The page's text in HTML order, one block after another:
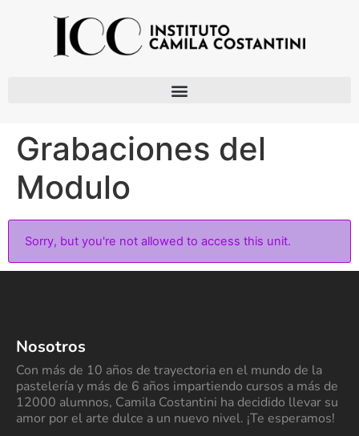
Grabaciones del
Modulo
Sorry, but you're not allowed to access this unit.
Nosotros
Con más de 10 años de trayectoria en el mundo de la
pastelería y más de 6 años impartiendo cursos a más de
12000 alumnos, Camila Costantini ha decidido llevar su
amor por el arte dulce a un nuevo nivel. ¡Te esperamos!